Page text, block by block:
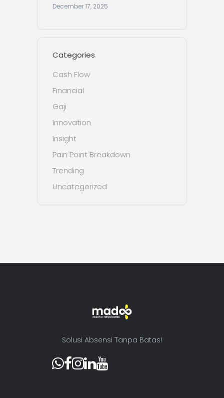
December 17, 2025
Categories
Cash Flow
Financial
Gaji
Innovation
Insight
Pain Point Breakdown
Trending
Uncategorized
Solusi Absensi Tanpa Batas!